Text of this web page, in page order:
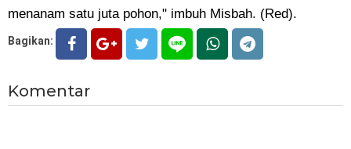
menanam satu juta pohon," imbuh Misbah. (Red).
Bagikan:
Komentar